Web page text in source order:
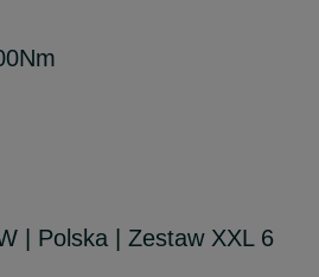
| Polska | Zestaw XXL 6